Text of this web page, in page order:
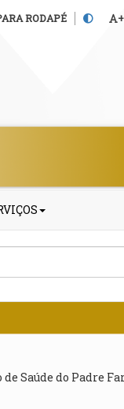
RODAPÉ +
Saúde do Padre